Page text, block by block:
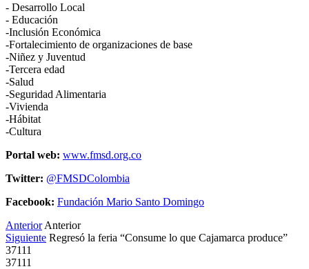
- Desarrollo Local
- Educación
-Inclusión Económica
-Fortalecimiento de organizaciones de base
-Niñez y Juventud
-Tercera edad
-Salud
-Seguridad Alimentaria
-Vivienda
-Hábitat
-Cultura
Portal web: www.fmsd.org.co
Twitter: @FMSDColombia
Facebook: Fundación Mario Santo Domingo
Anterior Anterior
Siguiente Regresó la feria “Consume lo que Cajamarca produce”
37111
37111